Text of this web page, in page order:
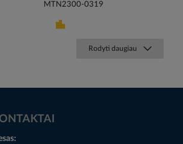
MTN2300-0319
Rodyti daugiau